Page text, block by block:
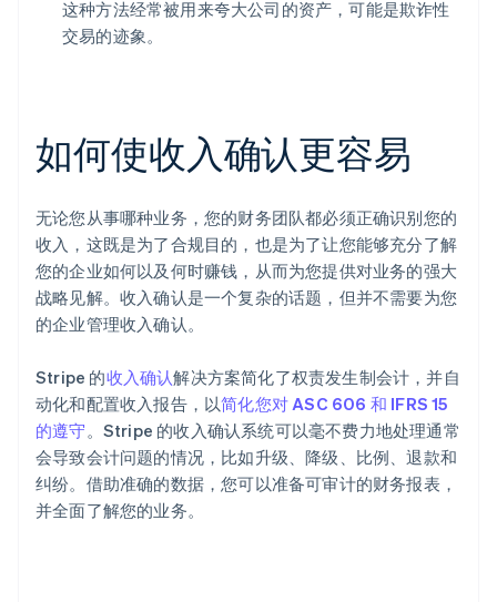
这种方法经常被用来夸大公司的资产，可能是欺诈性
交易的迹象。
如何使收入确认更容易
无论您从事哪种业务，您的财务团队都必须正确识别您的
收入，这既是为了合规目的，也是为了让您能够充分了解
您的企业如何以及何时赚钱，从而为您提供对业务的强大
战略见解。收入确认是一个复杂的话题，但并不需要为您
的企业管理收入确认。
Stripe 的收入确认解决方案简化了权责发生制会计，并自
动化和配置收入报告，以简化您对 ASC 606 和 IFRS 15
的遵守。Stripe 的收入确认系统可以毫不费力地处理通常
会导致会计问题的情况，比如升级、降级、比例、退款和
纠纷。借助准确的数据，您可以准备可审计的财务报表，
并全面了解您的业务。
阿联酋
爱尔兰
English
爱沙尼亚
English
奥地利
DeutschEnglish
巴西
PortuguêsEnglish
保加利亚
English
比利时
NederlandsFrançaisDeutsch English
波兰